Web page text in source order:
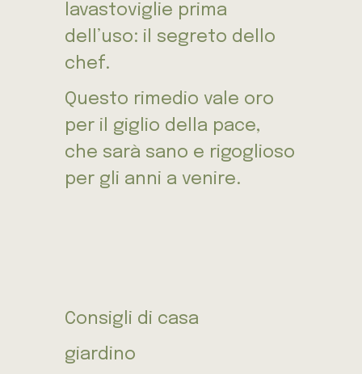
lavastoviglie prima
dell’uso: il segreto dello
chef.
Questo rimedio vale oro
per il giglio della pace,
che sarà sano e rigoglioso
per gli anni a venire.
Consigli di casa
giardino